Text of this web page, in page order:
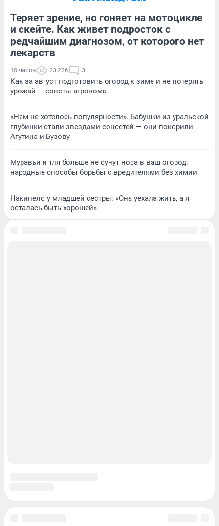
Теряет зрение, но гоняет на мотоцикле
и скейте. Как живет подросток с
редчайшим диагнозом, от которого нет
лекарств
10 часов 23 226 3
Как за август подготовить огород к зиме и не потерять
урожай — советы агронома
«Нам не хотелось популярности». Бабушки из уральской
глубинки стали звездами соцсетей — они покорили
Агутина и Бузову
Муравьи и тля больше не сунут носа в ваш огород:
народные способы борьбы с вредителями без химии
Накипело у младшей сестры: «Она уехала жить, а я
осталась быть хорошей»